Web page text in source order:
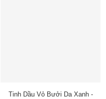
Tinh Dầu Vỏ Bưởi Da Xanh -